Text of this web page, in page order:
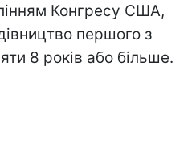
Конгресу США,
першого з
8 років або більше.